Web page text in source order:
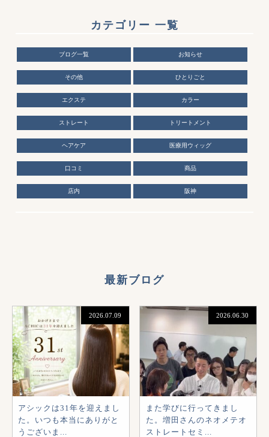
カテゴリー 一覧
ブログ一覧 お知らせ
その他 ひとりごと
エクステ カラー
ストレート トリートメント
ヘアケア 医療用ウィッグ
口コミ 商品
店内 阪神
最新ブログ
2026.07.09
アシックは31年を迎えまし
た。いつも本当にありがと
うございま...
2026.06.30
また学びに行ってきまし
た。増田さんのネオメテオ
ストレートセミ...